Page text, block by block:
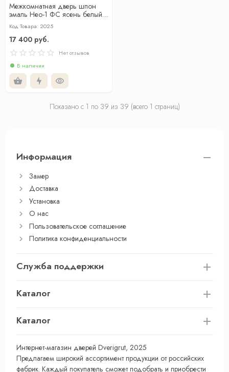
Межкомнатная дверь шпон
эмаль Нео-1 ФС ясень белый
глухая
Код Товара: 2025
17 400 руб.
Нет отзывов
В наличии
Показано с 1 по 39 из 39 (всего 1 страниц)
Информация
Замер
Доставка
Установка
О нас
Пользовательское соглашение
Политика конфиденциальности
Служба поддержки
Каталог
Каталог
Интернет-магазин дверей Dverigrut, 2025
Предлагаем широкий ассортимент продукции от российских
фабрик. Каждый покупатель сможет подобрать и приобрести